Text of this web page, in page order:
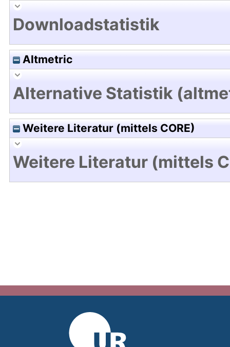
Downloadstatistik
Altmetric
Alternative Statistik
Weitere Literatur (mittels CORE)
Weitere Literatur (mittels